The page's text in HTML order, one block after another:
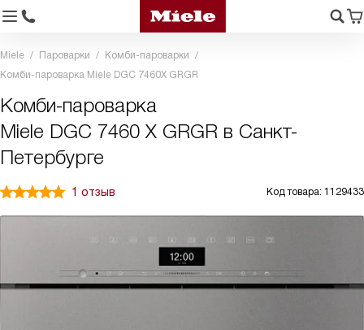
Miele Пароварки
Комби-пароварки
Комби-пароварка Miele DGC 7460X GRGR
Комби-пароварка
Miele DGC 7460 X GRGR в Санкт-
Петербурге
1 отзыв Код товара: 1129433